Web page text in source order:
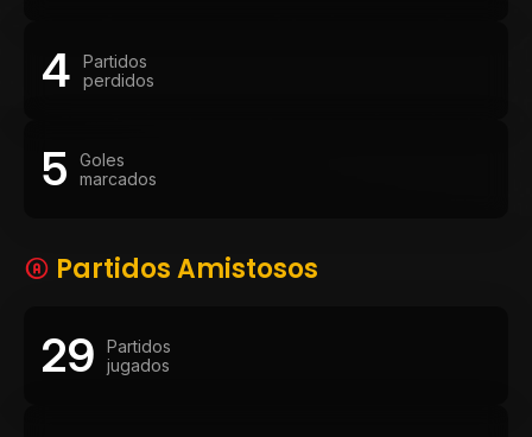
4
Partidos
perdidos
5
Goles
marcados
Partidos Amistosos
29
Partidos
jugados